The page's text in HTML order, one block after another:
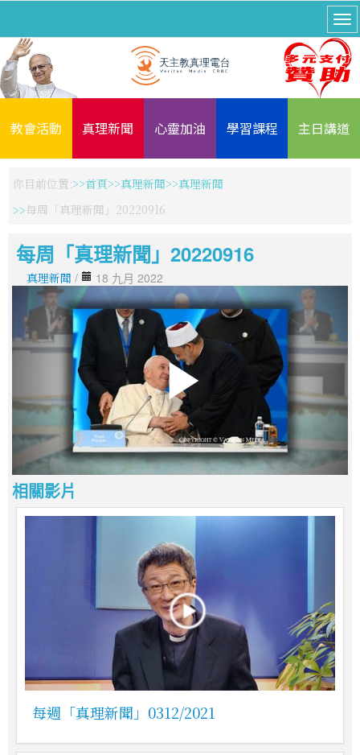
教會活動 真理新聞 心靈加油 學習課程 主日講道
你目前位置: 首頁 真理新聞
真理新聞
每周「真理新聞」20220916
每周「真理新聞」20220916
真理新聞 / 18 九月 2022
相關影片
每週「真理新聞」0312/2021